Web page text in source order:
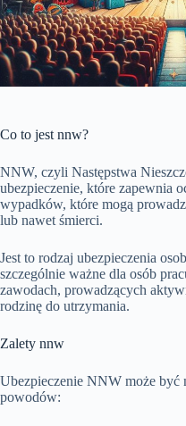
Co to jest nnw?
NNW, czyli Następstwa
ubezpieczenie, które zapewnia
wypadków, które mogą
lub nawet śmierci.
Jest to rodzaj ubezpieczenia
szczególnie ważne dla osób
zawodach, prowadzących
rodzinę do utrzymania.
Zalety nnw
Ubezpieczenie NNW może
powodów: